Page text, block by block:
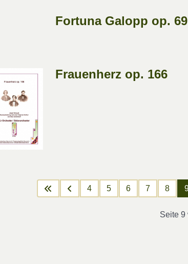
Fortuna Galopp op. 69
Frauenherz op. 166
4 5 6 7 8
Seite 9